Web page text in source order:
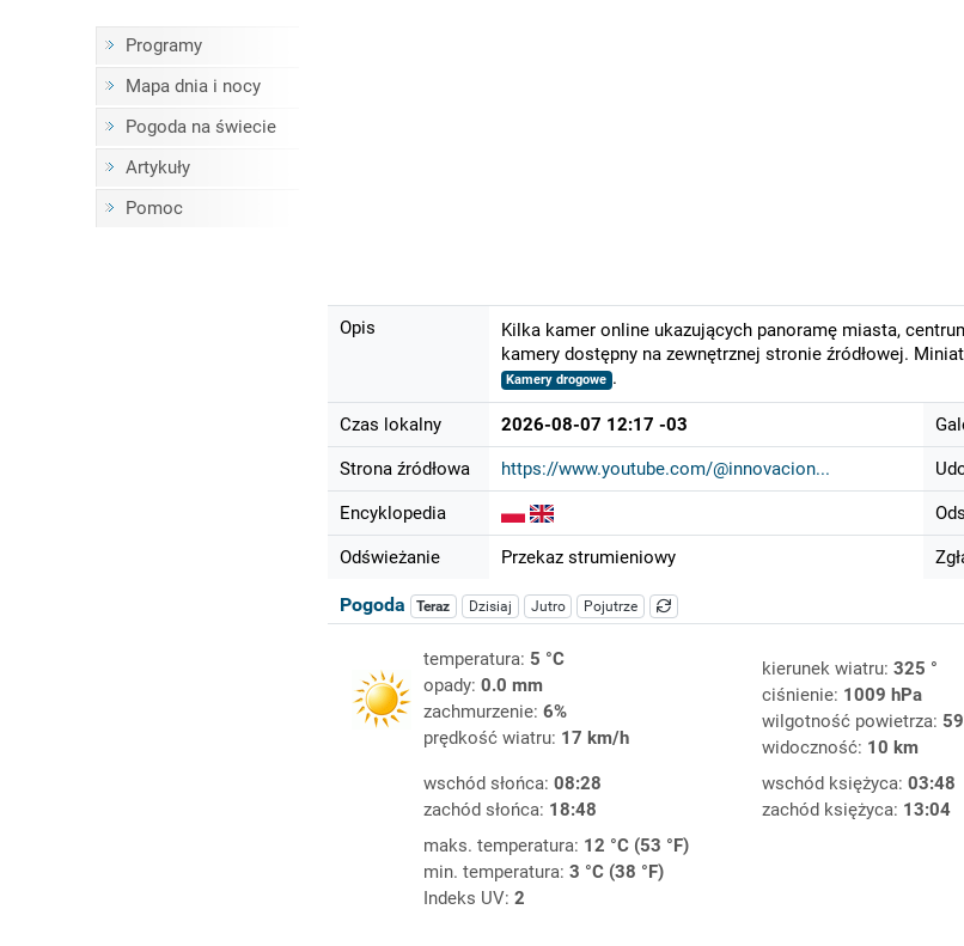
Programy
Mapa dnia i nocy
Pogoda na świecie
Artykuły
Pomoc
Opis
Kilka kamer online ukazujących panoramę miasta,
kamery dostępny na zewnętrznej stronie źródłowej.
Kamery drogowe .
Czas lokalny 2026-08-07 12:17 -03
Strona źródłowa https://www.youtube.com/@innovacion...
Encyklopedia
Odświeżanie Przekaz strumieniowy
Pogoda Teraz Dzisiaj Jutro Pojutrze
temperatura: 5 °C
opady: 0.0 mm
zachmurzenie: 6%
prędkość wiatru: 17 km/h
kierunek wiatru: 325 °
ciśnienie: 1009 hPa
wilgotność powietrza:
widoczność: 10 km
wschód słońca: 08:28
zachód słońca: 18:48
wschód księżyca: 03:48
zachód księżyca: 13:04
maks. temperatura: 12 °C (53 °F)
min. temperatura: 3 °C (38 °F)
Indeks UV: 2